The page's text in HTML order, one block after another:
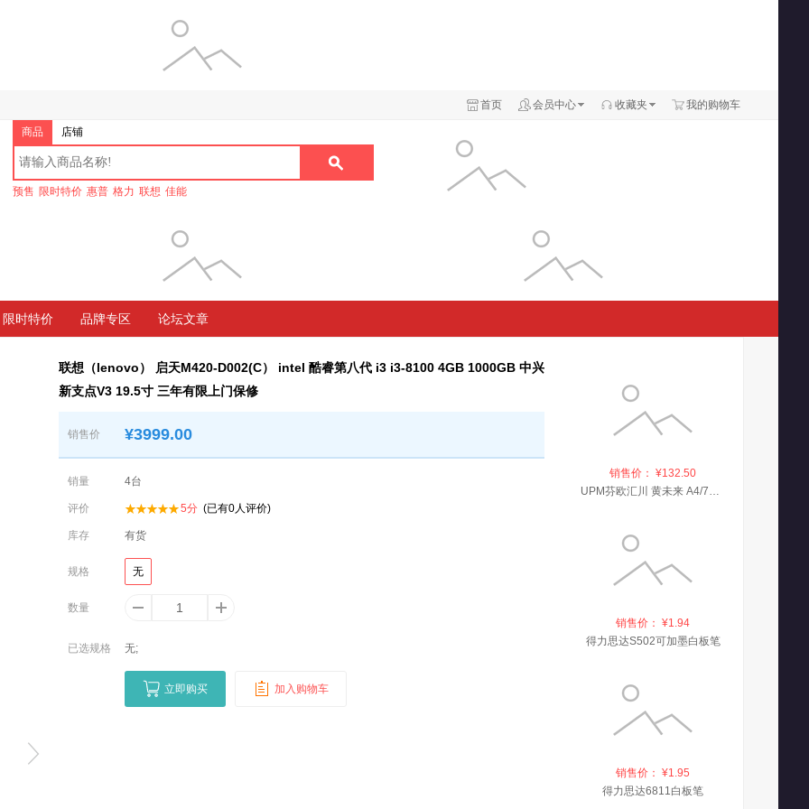
首页 会员中心 收藏夹 我的购物车
商品 店铺
预售 限时特价 惠普 格力 联想 佳能
限时特价 品牌专区 论坛文章
联想（lenovo） 启天M420-D002(C） intel 酷睿第八代 i3 i3-8100 4GB 1000GB 中兴
新支点V3 19.5寸 三年有限上门保修
销售价 ¥3999.00
销量 4台
评价 5分 (已有0人评价)
库存 有货
规格 无
数量
已选规格 无;
立即购买 加入购物车
销售价： ¥132.50
UPM芬欧汇川 黄未来 A4/70g 复印纸 500张/包 5包/箱
销售价： ¥1.94
得力思达S502可加墨白板笔
销售价： ¥1.95
得力思达6811白板笔